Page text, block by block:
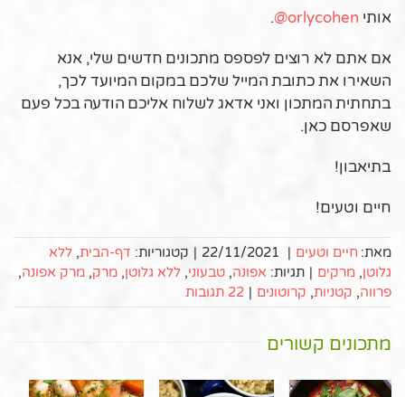
אותי orlycohen@
.
אם אתם לא רוצים לפספס מתכונים חדשים שלי, אנא
השאירו את כתובת המייל שלכם במקום המיועד לכך,
בתחתית המתכון ואני אדאג לשלוח אליכם הודעה בכל פעם
שאפרסם כאן.
בתיאבון!
חיים וטעים!
מאת: חיים וטעים |
22/11/2021
| קטגוריות: דף-הבית, ללא
גלוטן, מרקים | תגיות: אפונה, טבעוני, ללא גלוטן, מרק, מרק אפונה,
פרווה, קטניות, קרוטונים | 22 תגובות
מתכונים קשורים